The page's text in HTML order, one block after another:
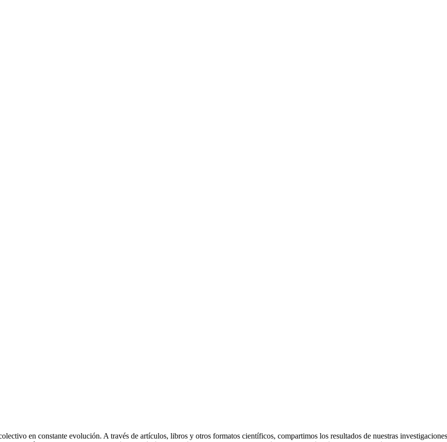
en constante evolución. A través de artículos, libros y otros formatos científicos, compartimos los resultados de nuestras